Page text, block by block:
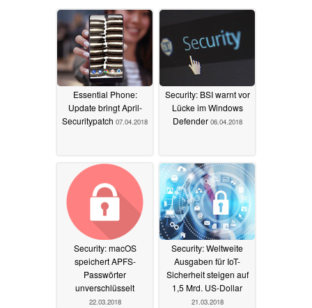
Essential Phone:
Update bringt April-
Securitypatch 07.04.2018
Security: BSI warnt vor
Lücke im Windows
Defender 06.04.2018
Security: macOS
speichert APFS-
Passwörter
unverschlüsselt
22.03.2018
Security: Weltweite
Ausgaben für IoT-
Sicherheit steigen auf
1,5 Mrd. US-Dollar
21.03.2018